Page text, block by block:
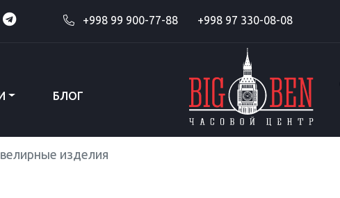
+998 99 900-77-88 +998 97 330-08-08
БЛОГ
изделия